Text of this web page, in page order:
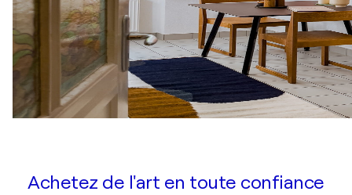
Achetez de l'art en toute confiance